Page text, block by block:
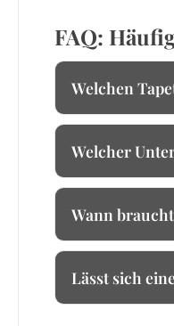
FAQ:
Welchen
Welcher
Wann
Lässt sich